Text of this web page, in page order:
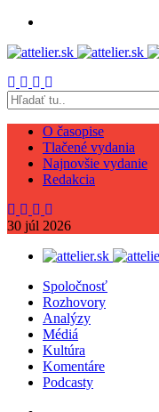
O časopise
Tlačené vydania
Najnovšie vydanie
Redakcia
30 júl 2026
Spoločnosť
Rozhovory
Analýzy
Médiá
Kultúra
Komentáre
Podcasty